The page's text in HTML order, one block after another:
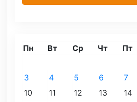
Пн Вт Ср Чт Пт
3
4 5 6 7
10
11 12 13 14